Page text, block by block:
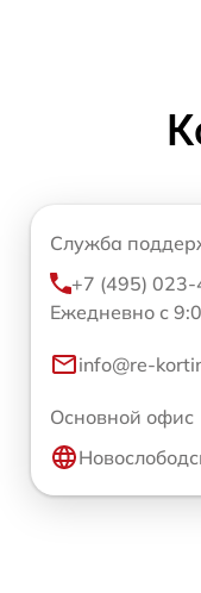
Служба
+7 (495)
Ежедневно с
info@re-
Основной офис